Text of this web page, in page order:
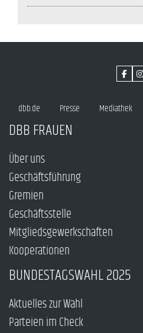
dbb.de Presse Mediathek
DBB FRAUEN
Über uns
Geschäftsführung
Gremien
Geschäftsstelle
Mitgliedsgewerkschaften
Kooperationen
BUNDESTAGSWAHL 2025
Aktuelles zur Wahl
Parteien im Check